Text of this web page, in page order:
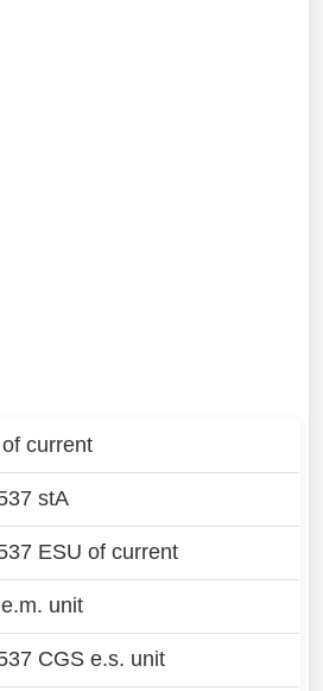
current
stA
ESU of current
unit
CGS e.s. unit